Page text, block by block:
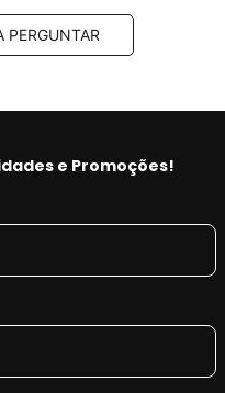
PERGUNTAR
e Promoções!